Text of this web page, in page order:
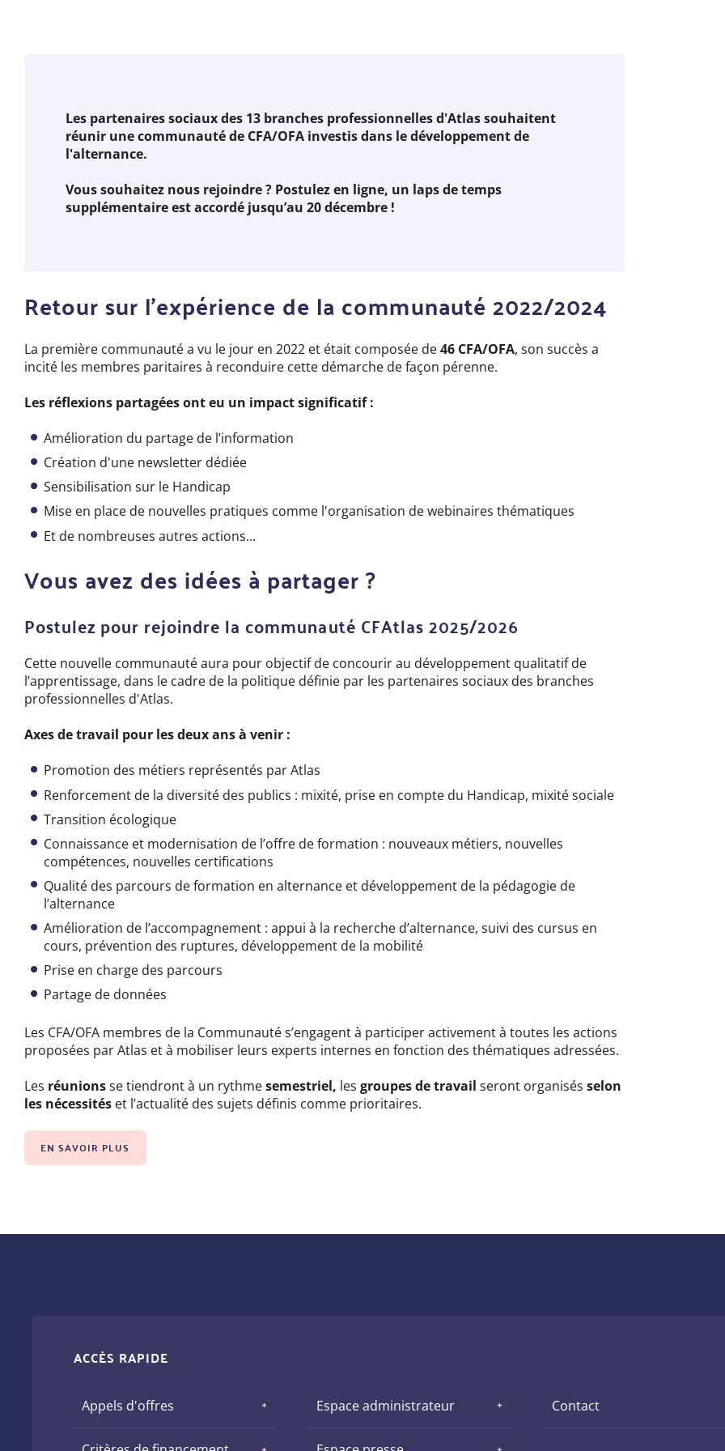
Les partenaires sociaux des 13 branches professionnelles d'Atlas souhaitent
réunir une communauté de CFA/OFA investis dans le développement de
l'alternance.
Vous souhaitez nous rejoindre ? Postulez en ligne, un laps de temps
supplémentaire est accordé jusqu’au 20 décembre !
Retour sur l’expérience de la communauté 2022/2024
La première communauté a vu le jour en 2022 et était composée de46 CFA/OFA, son succès a
incité les membres paritaires à reconduire cette démarche de façon pérenne.
Les réflexions partagées ont eu un impact significatif :
Amélioration du partage de l’information
Création d'une newsletter dédiée
Sensibilisation sur le Handicap
Mise en place de nouvelles pratiques comme l'organisation de webinaires thématiques
Et de nombreuses autres actions...
Vous avez des idées à partager ?
Postulez pour rejoindre la communauté CFAtlas 2025/2026
Cette nouvelle communauté aura pour objectif de concourir au développement qualitatif de
l’apprentissage, dans le cadre de la politique définie par les partenaires sociaux des branches
professionnelles d'Atlas.
Axes de travail pour les deux ans à venir :
Promotion des métiers représentés par Atlas
Renforcement de la diversité des publics : mixité, prise en compte du Handicap, mixité sociale
Transition écologique
Connaissance et modernisation de l’offre de formation : nouveaux métiers, nouvelles
compétences, nouvelles certifications
Qualité des parcours de formation en alternance et développement de la pédagogie de
l’alternance
Amélioration de l’accompagnement : appuià la recherche d’alternance, suivi des cursus en
cours, prévention des ruptures, développement de la mobilité
Prise en charge des parcours
Partage de données
Les CFA/OFA membres de la Communautés’engagent à participer activement à toutes les actions
proposées par Atlas et à mobiliser leurs experts internes en fonction des thématiques adressées.
Les réunionsse tiendront à un rythmesemestriel, les groupes de travailseront organisés selon
les nécessités et l’actualité des sujets définis comme prioritaires.
EN SAVOIR PLUS
ACCÈS RAPIDE
Appels d'offres Espace administrateur Contact